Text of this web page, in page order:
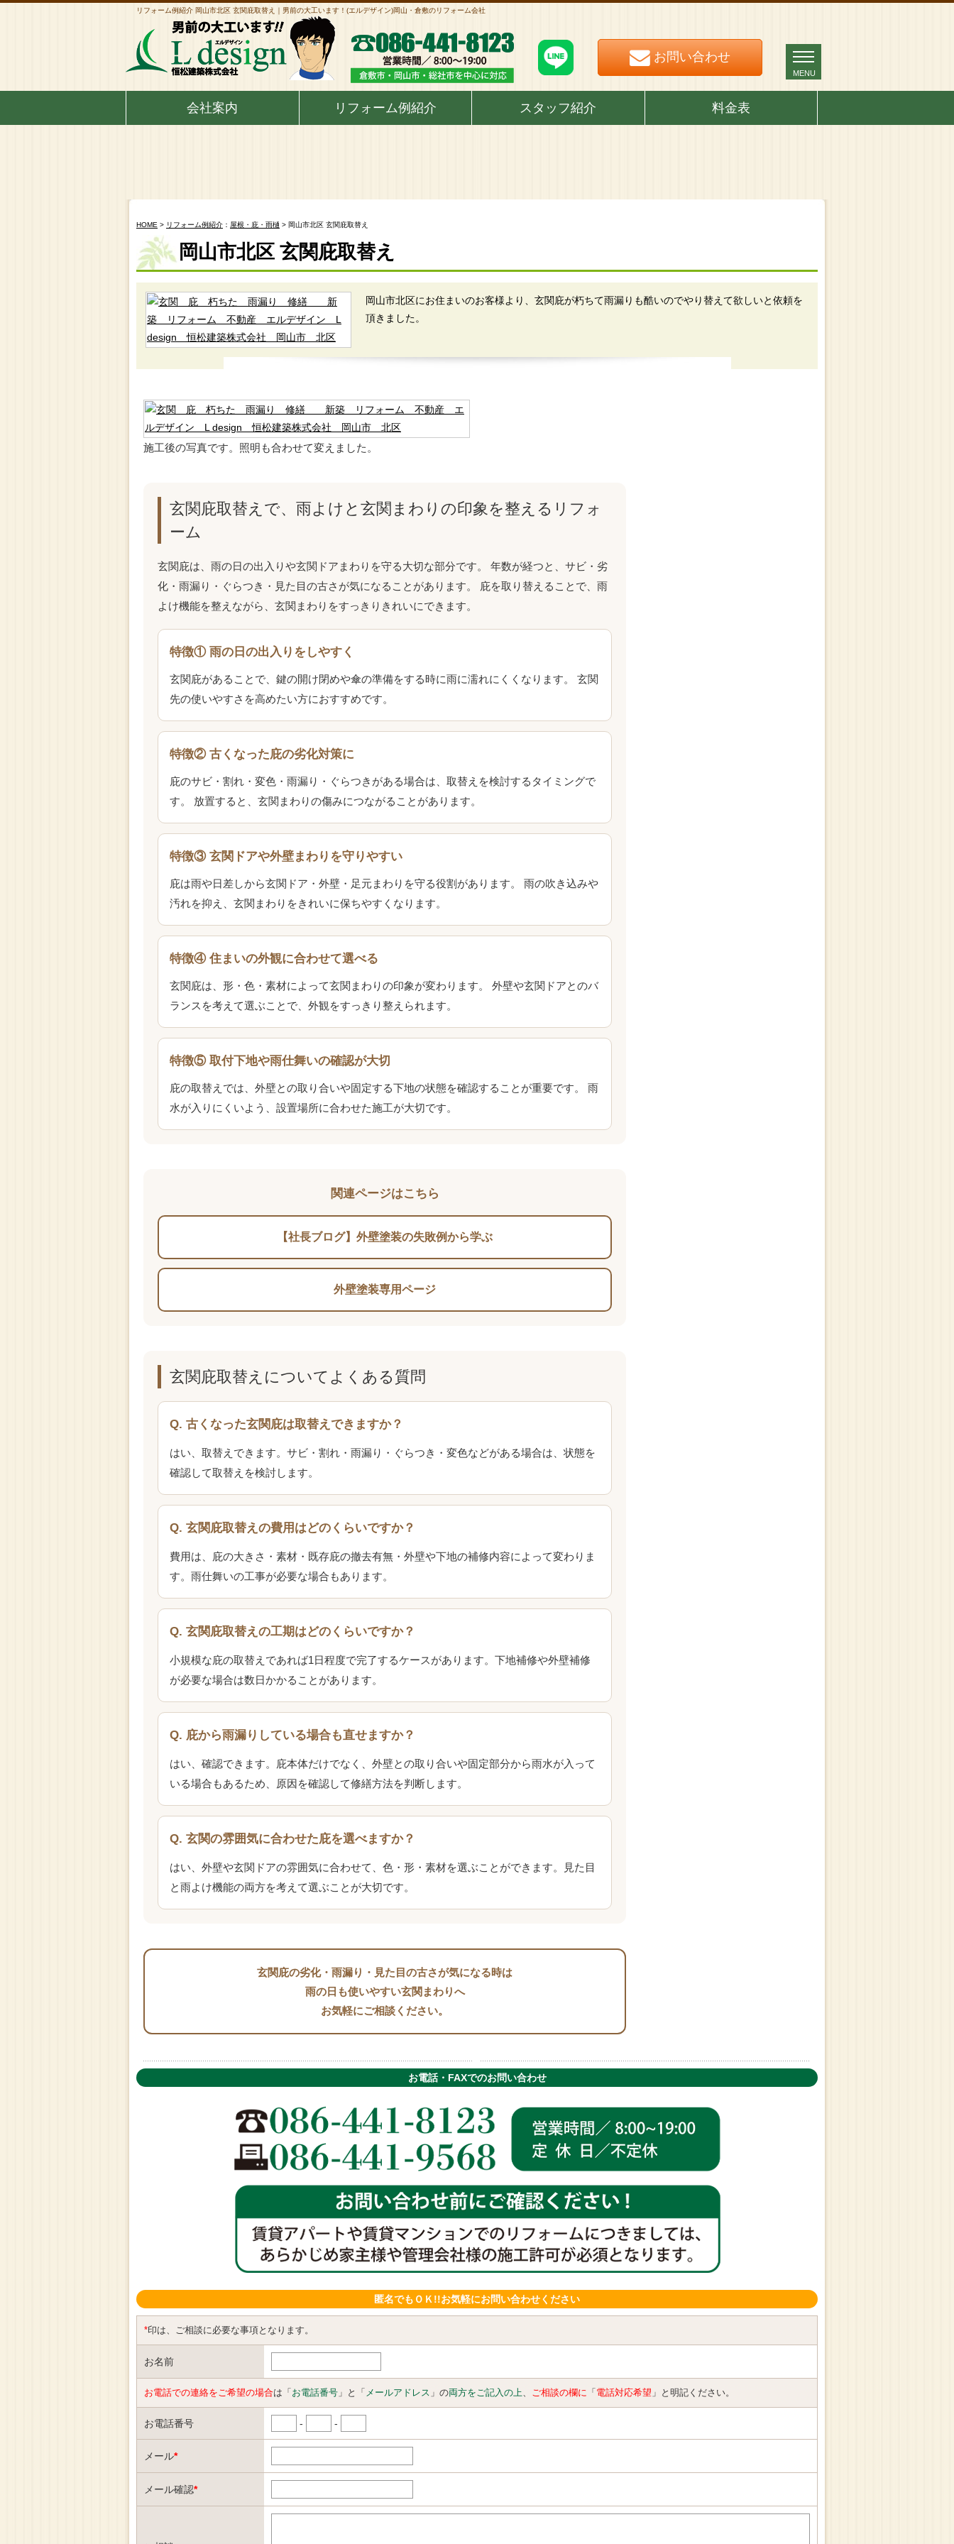
リフォーム例紹介 岡山市北区 玄関庇取替え｜男前の大工います！(エルデザイン)岡山・倉敷のリフォーム会社
お問い合わせ
MENU
会社案内 リフォーム例紹介 スタッフ紹介 料金表
HOME > リフォーム例紹介 ： 屋根・庇・雨樋 > 岡山市北区 玄関庇取替え
岡山市北区 玄関庇取替え
岡山市北区にお住まいのお客様より、玄関庇が朽ちて雨漏りも酷いのでやり替えて欲しいと依頼を
頂きました。
施工後の写真です。照明も合わせて変えました。
玄関庇取替えで、雨よけと玄関まわりの印象を整えるリフォ
ーム
玄関庇は、雨の日の出入りや玄関ドアまわりを守る大切な部分です。 年数が経つと、サビ・劣
化・雨漏り・ぐらつき・見た目の古さが気になることがあります。 庇を取り替えることで、雨
よけ機能を整えながら、玄関まわりをすっきりきれいにできます。
特徴① 雨の日の出入りをしやすく
玄関庇があることで、鍵の開け閉めや傘の準備をする時に雨に濡れにくくなります。 玄関
先の使いやすさを高めたい方におすすめです。
特徴② 古くなった庇の劣化対策に
庇のサビ・割れ・変色・雨漏り・ぐらつきがある場合は、取替えを検討するタイミングで
す。 放置すると、玄関まわりの傷みにつながることがあります。
特徴③ 玄関ドアや外壁まわりを守りやすい
庇は雨や日差しから玄関ドア・外壁・足元まわりを守る役割があります。 雨の吹き込みや
汚れを抑え、玄関まわりをきれいに保ちやすくなります。
特徴④ 住まいの外観に合わせて選べる
玄関庇は、形・色・素材によって玄関まわりの印象が変わります。 外壁や玄関ドアとのバ
ランスを考えて選ぶことで、外観をすっきり整えられます。
特徴⑤ 取付下地や雨仕舞いの確認が大切
庇の取替えでは、外壁との取り合いや固定する下地の状態を確認することが重要です。 雨
水が入りにくいよう、設置場所に合わせた施工が大切です。
関連ページはこちら
【社長ブログ】外壁塗装の失敗例から学ぶ
外壁塗装専用ページ
玄関庇取替えについてよくある質問
Q. 古くなった玄関庇は取替えできますか？
はい、取替えできます。サビ・割れ・雨漏り・ぐらつき・変色などがある場合は、状態を
確認して取替えを検討します。
Q. 玄関庇取替えの費用はどのくらいですか？
費用は、庇の大きさ・素材・既存庇の撤去有無・外壁や下地の補修内容によって変わりま
す。雨仕舞いの工事が必要な場合もあります。
Q. 玄関庇取替えの工期はどのくらいですか？
小規模な庇の取替えであれば1日程度で完了するケースがあります。下地補修や外壁補修
が必要な場合は数日かかることがあります。
Q. 庇から雨漏りしている場合も直せますか？
はい、確認できます。庇本体だけでなく、外壁との取り合いや固定部分から雨水が入って
いる場合もあるため、原因を確認して修繕方法を判断します。
Q. 玄関の雰囲気に合わせた庇を選べますか？
はい、外壁や玄関ドアの雰囲気に合わせて、色・形・素材を選ぶことができます。見た目
と雨よけ機能の両方を考えて選ぶことが大切です。
玄関庇の劣化・雨漏り・見た目の古さが気になる時は
雨の日も使いやすい玄関まわりへ
お気軽にご相談ください。
お電話・FAXでのお問い合わせ
匿名でもＯＫ!!お気軽にお問い合わせください
*印は、ご相談に必要な事項となります。
お名前
お電話での連絡をご希望の場合は「 お電話番号 」と「 メールアドレス 」の両方をご記入の上、 ご相談の欄に 「 電話対応希望 」と明記ください。
お電話番号 - -
メール*
メール確認*
お問い合わせ
MENU